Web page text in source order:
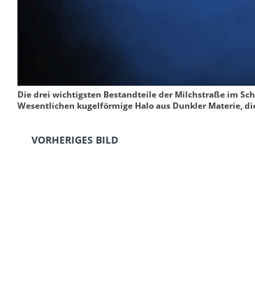
Die drei wichtigsten Bestandteile der Milchstraße im
Wesentlichen kugelförmige Halo aus Dunkler Materie,
VORHERIGES BILD